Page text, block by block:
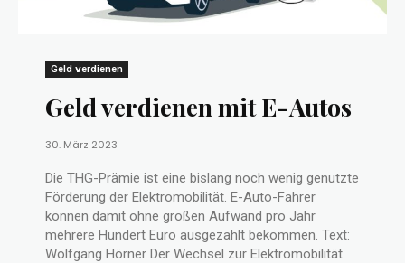
Geld verdienen
Geld verdienen mit E-Autos
30. März 2023
Die THG-Prämie ist eine bislang noch wenig genutzte
Förderung der Elektromobilität. E-Auto-Fahrer
können damit ohne großen Aufwand pro Jahr
mehrere Hundert Euro ausgezahlt bekommen. Text:
Wolfgang Hörner Der Wechsel zur Elektromobilität